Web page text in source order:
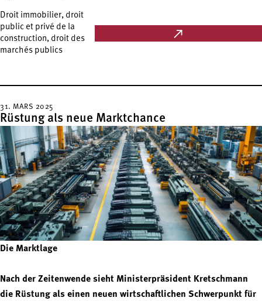
Droit immobilier, droit
public et privé de la
construction, droit des
marchés publics
31. MARS 2025
Rüstung als neue Marktchance
Die Marktlage
Nach der Zeitenwende sieht Ministerpräsident Kretschmann
die Rüstung als einen neuen wirtschaftlichen Schwerpunkt für